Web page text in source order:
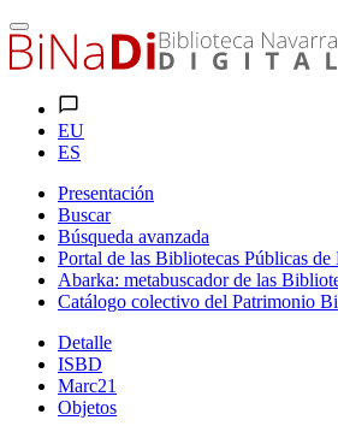
EU
ES
Presentación
Buscar
Búsqueda avanzada
Portal de las Bibliotecas Públicas de
Abarka: metabuscador de las
Catálogo colectivo del Patrimonio
Detalle
ISBD
Marc21
Objetos